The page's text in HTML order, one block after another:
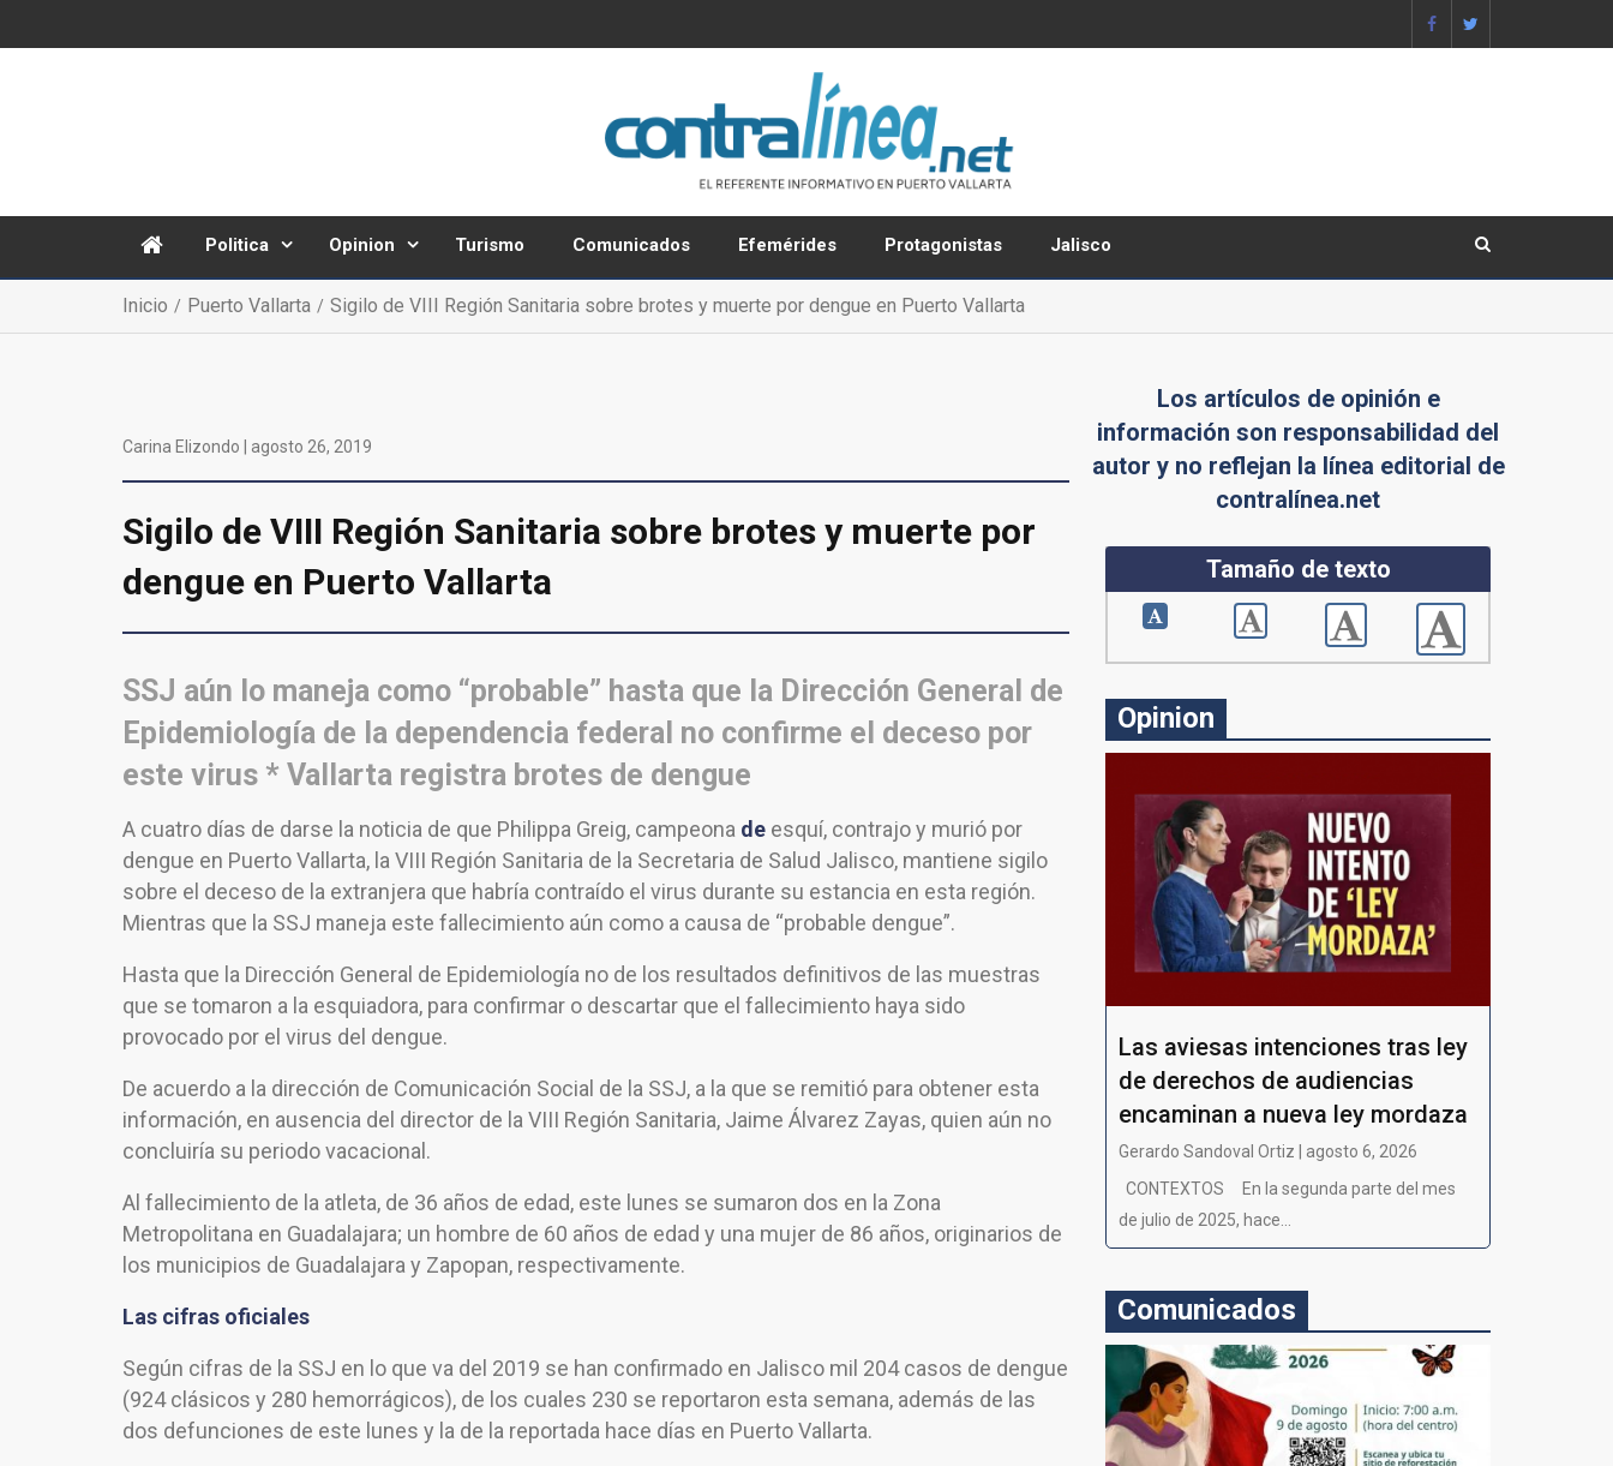
Politica Opinion Turismo Comunicados Efemérides Protagonistas Jalisco
Inicio Puerto Vallarta Sigilo de VIII Región Sanitaria sobre brotes y muerte por dengue en Puerto Vallarta
Carina Elizondo | agosto 26, 2019
Sigilo de VIII Región Sanitaria sobre brotes y muerte por
dengue en Puerto Vallarta
SSJ aún lo maneja como “probable” hasta que la Dirección General de
Epidemiología de la dependencia federal no confirme el deceso por
este virus * Vallarta registra brotes de dengue
A cuatro días de darse la noticia de que Philippa Greig, campeona de esquí, contrajo y murió por
dengue en Puerto Vallarta, la VIII Región Sanitaria de la Secretaria de Salud Jalisco, mantiene sigilo
sobre el deceso de la extranjera que habría contraído el virus durante su estancia en esta región.
Mientras que la SSJ maneja este fallecimiento aún como a causa de “probable dengue”.
Hasta que la Dirección General de Epidemiología no de los resultados definitivos de las muestras
que se tomaron a la esquiadora, para confirmar o descartar que el fallecimiento haya sido
provocado por el virus del dengue.
De acuerdo a la dirección de Comunicación Social de la SSJ, a la que se remitió para obtener esta
información, en ausencia del director de la VIII Región Sanitaria, Jaime Álvarez Zayas, quien aún no
concluiría su periodo vacacional.
Al fallecimiento de la atleta, de 36 años de edad, este lunes se sumaron dos en la Zona
Metropolitana en Guadalajara; un hombre de 60 años de edad y una mujer de 86 años, originarios de
los municipios de Guadalajara y Zapopan, respectivamente.
Las cifras oficiales
Según cifras de la SSJ en lo que va del 2019 se han confirmado en Jalisco mil 204 casos de dengue
(924 clásicos y 280 hemorrágicos), de los cuales 230 se reportaron esta semana, además de las
dos defunciones de este lunes y la de la reportada hace días en Puerto Vallarta.
Los artículos de opinión e
información son responsabilidad del
autor y no reflejan la línea editorial de
contralínea.net
Tamaño de texto
Opinion
Las aviesas intenciones tras ley
de derechos de audiencias
encaminan a nueva ley mordaza
Gerardo Sandoval Ortiz | agosto 6, 2026
CONTEXTOS En la segunda parte del mes
de julio de 2025, hace...
Comunicados